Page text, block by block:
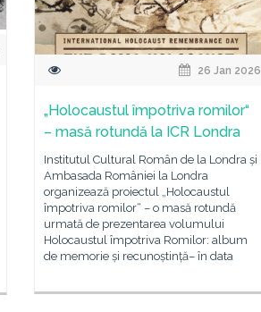
26 Jan 2026
„Holocaustul împotriva romilor“
– masă rotundă la ICR Londra
Institutul Cultural Român de la Londra și
Ambasada României la Londra
organizează proiectul „Holocaustul
împotriva romilor“ – o masă rotundă
urmată de prezentarea volumului
Holocaustul împotriva Romilor: album
de memorie și recunoștință– în data